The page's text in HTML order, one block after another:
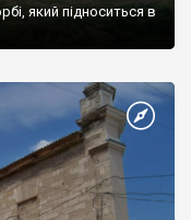
який підноситься в